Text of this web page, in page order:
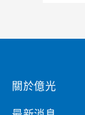
關於億光